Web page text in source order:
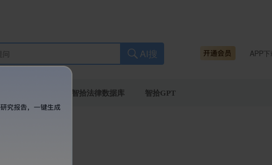
AI搜 APP
智拾法律数据库 智拾GPT